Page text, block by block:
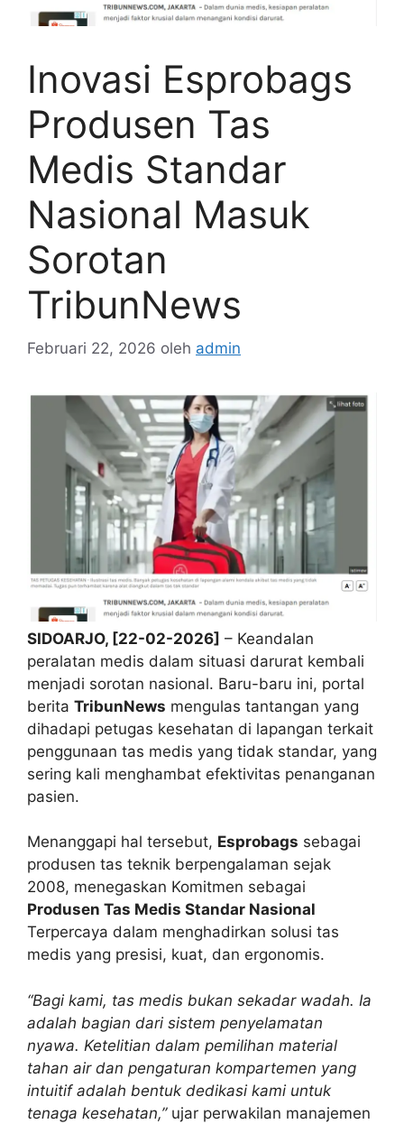
Inovasi Esprobags
Produsen Tas
Medis Standar
Nasional Masuk
Sorotan
TribunNews
Februari 22, 2026 oleh admin
SIDOARJO, [22-02-2026] – Keandalan
peralatan medis dalam situasi darurat kembali
menjadi sorotan nasional. Baru-baru ini, portal
berita TribunNews mengulas tantangan yang
dihadapi petugas kesehatan di lapangan terkait
penggunaan tas medis yang tidak standar, yang
sering kali menghambat efektivitas penanganan
pasien.
Menanggapi hal tersebut, Esprobags sebagai
produsen tas teknik berpengalaman sejak
2008, menegaskan Komitmen sebagai
Produsen Tas Medis Standar Nasional
Terpercaya dalam menghadirkan solusi tas
medis yang presisi, kuat, dan ergonomis.
“Bagi kami, tas medis bukan sekadar wadah. Ia
adalah bagian dari sistem penyelamatan
nyawa. Ketelitian dalam pemilihan material
tahan air dan pengaturan kompartemen yang
intuitif adalah bentuk dedikasi kami untuk
tenaga kesehatan,”ujar perwakilan manajemen